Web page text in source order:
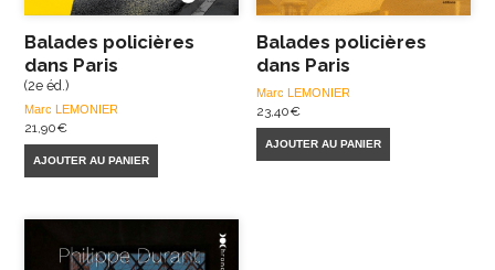
Balades policières
dans Paris
(2e éd.)
Marc LEMONIER
21,90€
AJOUTER AU PANIER
Balades policières
dans Paris
Marc LEMONIER
23,40€
AJOUTER AU PANIER